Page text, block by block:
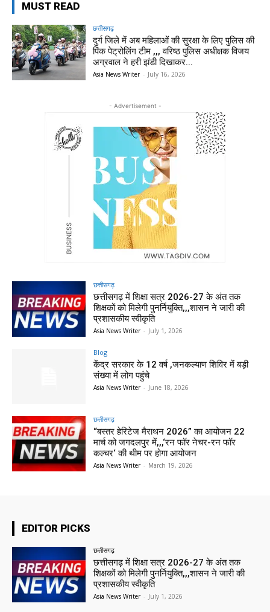
MUST READ
छत्तीसगढ़
दुर्ग जिले में अब महिलाओं की सुरक्षा के लिए पुलिस की
पिंक पेट्रोलिंग टीम ,,, वरिष्ठ पुलिस अधीक्षक विजय
अग्रवाल ने हरी झंडी दिखाकर...
Asia News Writer - July 16, 2026
- Advertisement -
छत्तीसगढ़
छत्तीसगढ़ में शिक्षा सत्र 2026-27 के अंत तक
शिक्षकों को मिलेगी पुनर्नियुक्ति,,,शासन ने जारी की
प्रशासकीय स्वीकृति
Asia News Writer - July 1, 2026
Blog
केंद्र सरकार के 12 वर्ष ,जनकल्याण शिविर में बड़ी
संख्या में लोग पहुंचे
Asia News Writer - June 18, 2026
छत्तीसगढ़
“बस्तर हेरिटेज मैराथन 2026” का आयोजन 22
मार्च को जगदलपुर में,,,‘रन फॉर नेचर-रन फॉर
कल्चर‘ की थीम पर होगा आयोजन
Asia News Writer - March 19, 2026
EDITOR PICKS
छत्तीसगढ़
छत्तीसगढ़ में शिक्षा सत्र 2026-27 के अंत तक
शिक्षकों को मिलेगी पुनर्नियुक्ति,,,शासन ने जारी की
प्रशासकीय स्वीकृति
Asia News Writer - July 1, 2026